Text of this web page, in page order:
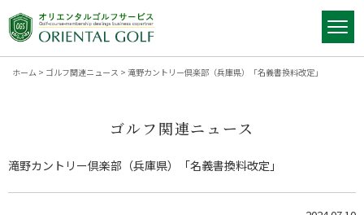
ホーム > ゴルフ関連ニュース > 滝野カントリー倶楽部（兵庫県）「名義書換料改定」
ゴルフ関連ニュース
滝野カントリー倶楽部（兵庫県）「名義書換料改定」